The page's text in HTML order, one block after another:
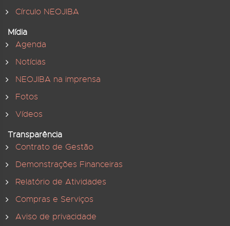
Círculo NEOJIBA
Mídia
Agenda
Notícias
NEOJIBA na imprensa
Fotos
Vídeos
Transparência
Contrato de Gestão
Demonstrações Financeiras
Relatório de Atividades
Compras e Serviços
Aviso de privacidade